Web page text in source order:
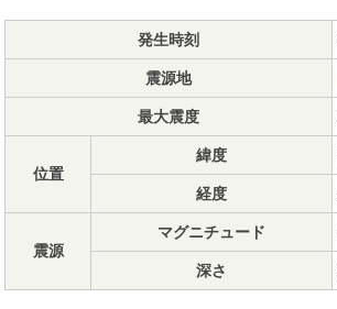
発生時刻
震源地
最大震度
位置
緯度
経度
震源
マグニチュード
深さ